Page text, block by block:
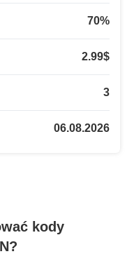
70%
2.99$
3
06.08.2026
kody